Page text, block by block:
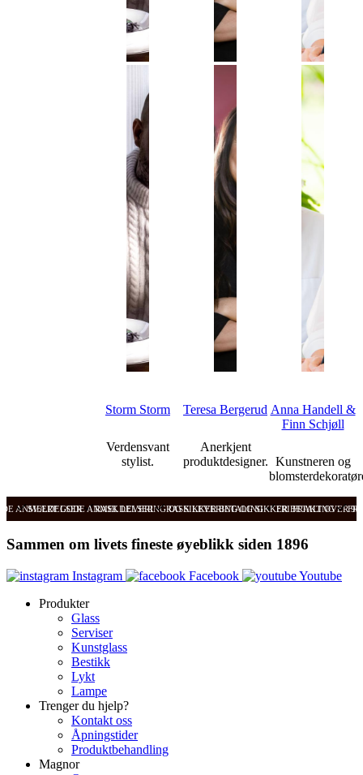
Storm Storm
Verdensvant
stylist.
Teresa Bergerud
Anerkjent
produktdesigner.
Anna Handell &
Finn Schjøll
Kunstneren og
ANMELDELSER RASK LEVERING OG SIKKER BETALING FRI FRAKT OVER
SVÆRT GODE ANMELDELSER RASK LEVERING OG SIKKER BETALING
Sammen om livets fineste øyeblikk siden 1896
Instagram Facebook
Youtube
Produkter
Glass
Serviser
Kunstglass
Bestikk
Lykt
Lampe
Trenger du hjelp?
Kontakt oss
Åpningstider
Produktbehandling
Magnor